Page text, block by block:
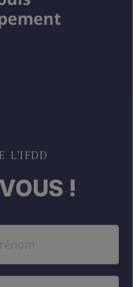
L’IFDD
!